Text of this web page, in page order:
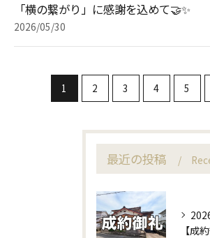
「横の繋がり」に感謝を込めて🤝✨
2026/05/30
1 2 3 4 5
最近の投稿